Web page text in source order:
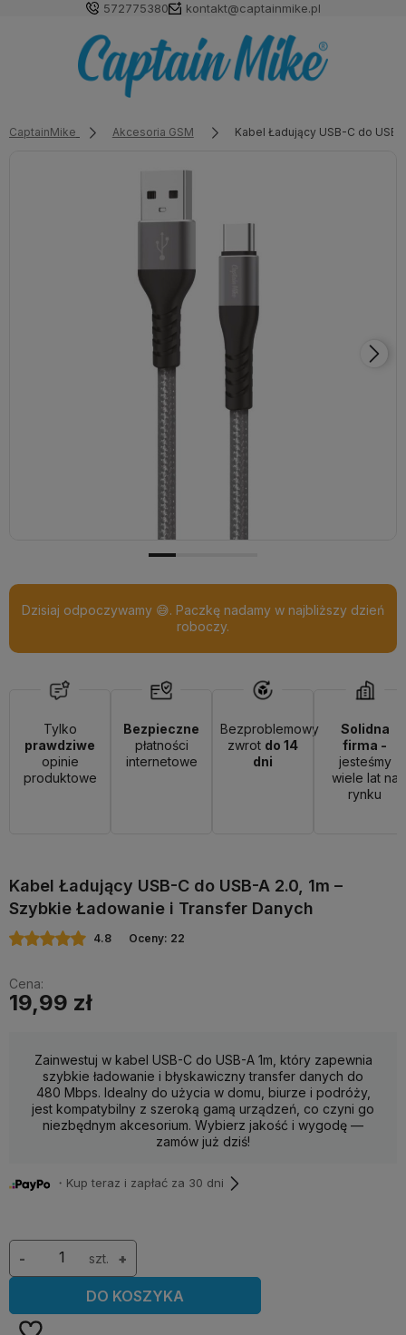
572775380 kontakt@captainmike.pl
CaptainMike Akcesoria GSM Kabel Ładujący USB-C do
Dzisiaj odpoczywamy 😅. Paczkę nadamy w najbliższy dzień
roboczy.
Tylko
prawdziwe
opinie
produktowe
Bezpieczne
płatności
internetowe
Bezproblemowy
zwrot do 14
dni
Solidna
firma -
jesteśmy
wiele lat na
rynku
Kabel Ładujący USB-C do USB-A 2.0, 1m –
Szybkie Ładowanie i Transfer Danych
4.8 Oceny: 22
Cena:
19,99 zł
Zainwestuj w kabel USB-C do USB-A 1m, który zapewnia
szybkie ładowanie i błyskawiczny transfer danych do
480 Mbps. Idealny do użycia w domu, biurze i podróży,
jest kompatybilny z szeroką gamą urządzeń, co czyni go
niezbędnym akcesorium. Wybierz jakość i wygodę —
zamów już dziś!
・Kup teraz i zapłać za 30 dni
szt. +
-
DO KOSZYKA